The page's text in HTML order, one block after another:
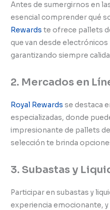
Antes de sumergirnos en
esencial comprender qué
Rewards te ofrece pallets
que van desde electrónicos
garantizando siempre
2. Mercados en
Royal Rewards se destaca
especializadas, donde
impresionante de pallets
selección te brinda
3. Subastas y
Participar en subastas y
experiencia emocionante, y